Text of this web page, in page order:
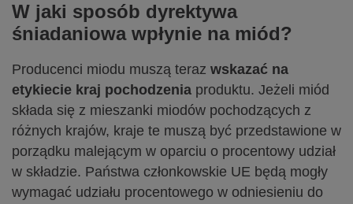
W jaki sposób dyrektywa
śniadaniowa wpłynie na miód?
Producenci miodu muszą teraz wskazać na
etykiecie kraj pochodzenia produktu. Jeżeli miód
składa się z mieszanki miodów pochodzących z
różnych krajów, kraje te muszą być przedstawione w
porządku malejącym w oparciu o procentowy udział
w składzie. Państwa członkowskie UE będą mogły
wymagać udziału procentowego w odniesieniu do